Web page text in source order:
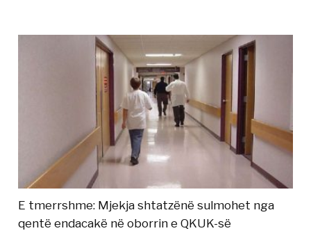
E tmerrshme: Mjekja shtatzënë sulmohet nga
qentë endacakë në oborrin e QKUK-së